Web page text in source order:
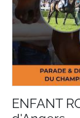
ENFANT